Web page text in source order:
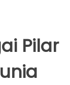
Pilar